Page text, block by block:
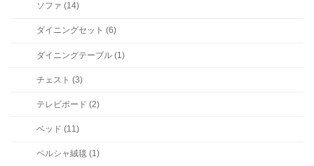
ソファ (14)
ダイニングセット (6)
ダイニングテーブル (1)
チェスト (3)
テレビボード (2)
ベッド (11)
ペルシャ絨毯 (1)